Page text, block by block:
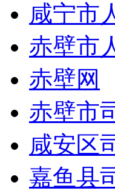
咸宁市
赤壁市
赤壁网
赤壁市
咸安区
嘉鱼县